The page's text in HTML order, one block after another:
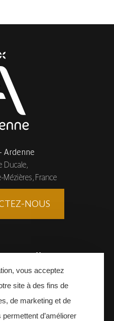
Ardenne
Ducale,
France
NOUS
Youtube
vous acceptez
site à des fins de
de marketing et de
d’améliorer